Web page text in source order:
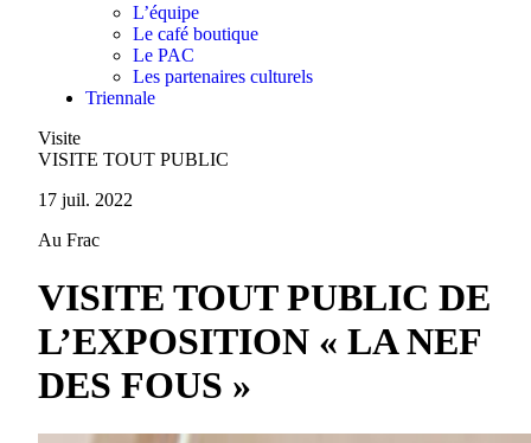
L’équipe
Le café boutique
Le PAC
Les partenaires culturels
Triennale
Visite
VISITE TOUT PUBLIC
17 juil. 2022
Au Frac
VISITE TOUT PUBLIC DE
L’EXPOSITION « LA NEF
DES FOUS »